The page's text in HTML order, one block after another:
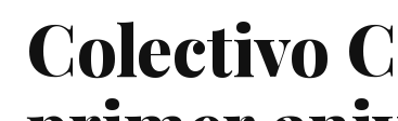
Colectivo